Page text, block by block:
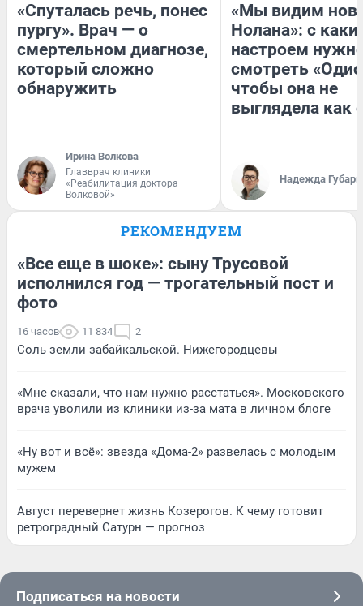
«Спуталась речь, понес
пургу». Врач — о
смертельном диагнозе,
который сложно
обнаружить
Ирина Волкова
Главврач клиники
«Реабилитация доктора
Волковой»
«Мы видим
Нолана»: с
настроем
смотреть
чтобы она не
выглядела как
Надежда Губарь
РЕКОМЕНДУЕМ
«Все еще в шоке»: сыну Трусовой
исполнился год — трогательный пост и
фото
16 часов 11 834 2
Соль земли забайкальской. Нижегородцевы
«Мне сказали, что нам нужно расстаться». Московского
врача уволили из клиники из-за мата в личном блоге
«Ну вот и всё»: звезда «Дома-2» развелась с молодым
мужем
Август перевернет жизнь Козерогов. К чему готовит
ретроградный Сатурн — прогноз
Подписаться на новости